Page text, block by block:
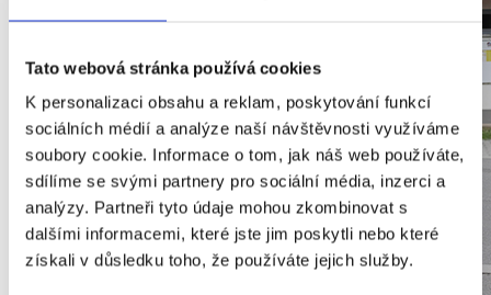
Tato webová stránka používá cookies
K personalizaci obsahu a reklam, poskytování funkcí
sociálních médií a analýze naší návštěvnosti využíváme
soubory cookie. Informace o tom, jak náš web používáte,
sdílíme se svými partnery pro sociální média, inzerci a
analýzy. Partneři tyto údaje mohou zkombinovat s
dalšími informacemi, které jste jim poskytli nebo které
získali v důsledku toho, že používáte jejich služby.